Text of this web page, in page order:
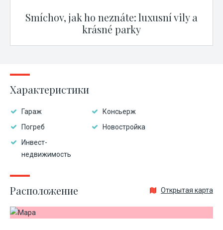
Smíchov, jak ho neznáte: luxusní vily a
krásné parky
Характеристики
Гараж
Консьерж
Погреб
Новостройка
Инвест-
недвижимость
Расположение Открытая карта